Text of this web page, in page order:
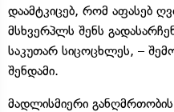
დაამტკიცებ, რომ აფასებ
მსხვერპლს შენს
საკუთარ სიცოცხლეს, –
შენდამი.
მადლისმიერი